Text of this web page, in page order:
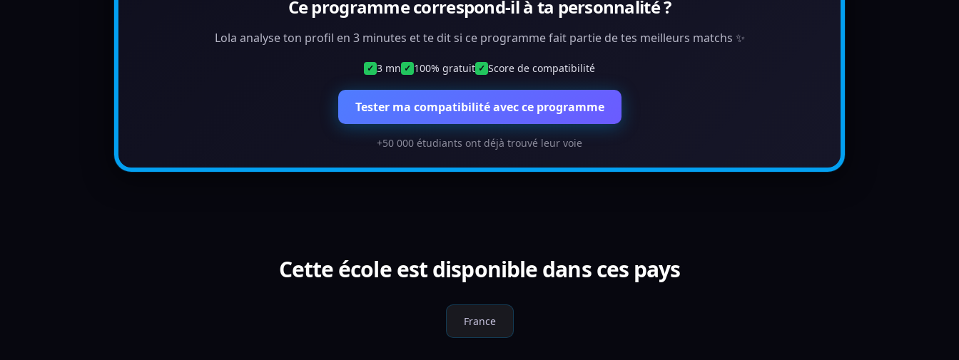
Ce programme correspond-il à ta personnalité ?
Lola analyse ton profil en 3 minutes et te dit si ce programme fait partie de tes meilleurs matchs ✨
✓ 3 mn ✓ 100% gratuit ✓ Score de compatibilité
Tester ma compatibilité avec ce programme
+50 000 étudiants ont déjà trouvé leur voie
Cette école est disponible dans ces pays
France